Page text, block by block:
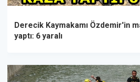
Derecik Kaymakamı Özdemir'in
yaptı: 6 yaralı